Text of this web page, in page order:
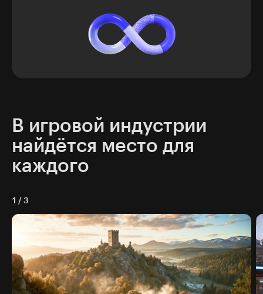
В игровой индустрии
найдётся место для
каждого
1 / 3